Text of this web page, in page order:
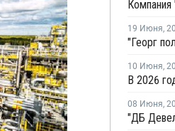
19 Июня,
10 Июня,
08 Июня,